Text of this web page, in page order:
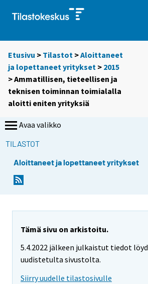
Etusivu > Tilastot >Aloittaneet
ja lopettaneet yritykset > 2015
> Ammatillisen, tieteellisen ja
teknisen toiminnan toimialalla
aloitti eniten yrityksiä
Avaa valikko
TILASTOT
Aloittaneet ja lopettaneet yritykset
Tämä sivu on arkistoitu.
5.4.2022 jälkeen julkaistut tiedot
uudistetulta sivustolta.
Siirry uudelle tilastosivulle